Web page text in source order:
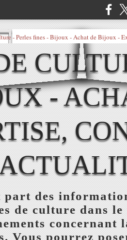
-
des
de culture dans
concernant
Vous pourrez